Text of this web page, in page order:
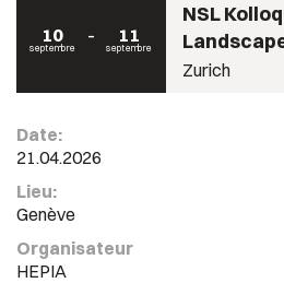
10
septembre
11
septembre
NSL
Zurich
Date:
21.04.2026
Lieu:
Genève
Organisateur
HEPIA